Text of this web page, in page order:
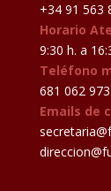
+34 91 563
Horario
9:30 h. a
Teléfono
681 062 973
Emails de